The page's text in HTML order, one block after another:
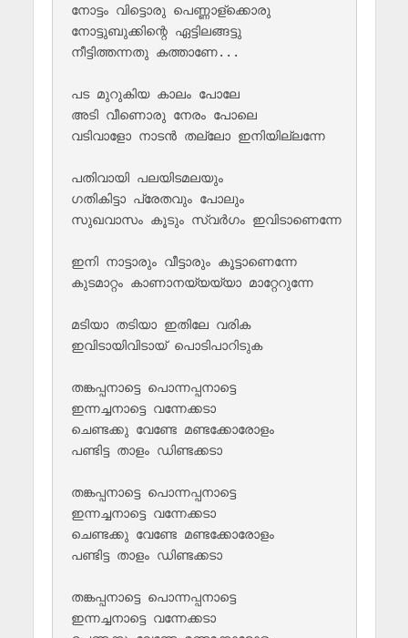
നോട്ടം വിട്ടൊരു പെണ്ണാള്ക്കൊരു
നോട്ടുബുക്കിന്റെ ഏട്ടിലങ്ങട്ടു
നീട്ടിത്തന്നതു കത്താണേ...
പട മുറുകിയ കാലം പോലേ
അടി വീണൊരു നേരം പോലെ
വടിവാളോ നാടൻ തല്ലോ ഇനിയില്ലന്നേ
പതിവായി പലയിടമലയും
ഗതികിട്ടാ പ്രേതവും പോലും
സുഖവാസം കൂടും സ്വർഗം ഇവിടാണെന്നേ
ഇനി നാട്ടാരും വീട്ടാരും കൂട്ടാണെന്നേ
കുടമാറ്റം കാണാനയ്യയ്യാ മാറ്റേറുന്നേ
മടിയാ തടിയാ ഇതിലേ വരിക
ഇവിടായിവിടായ് പൊടിപാറിടുക
തങ്കപ്പനാട്ടെ പൊന്നപ്പനാട്ടെ
ഇന്നച്ചനാട്ടെ വന്നേക്കടാ
ചെണ്ടക്കു വേണ്ടേ മണ്ടക്കോരോളം
പണ്ടിട്ട താളം ഡിണ്ടക്കടാ
തങ്കപ്പനാട്ടെ പൊന്നപ്പനാട്ടെ
ഇന്നച്ചനാട്ടെ വന്നേക്കടാ
ചെണ്ടക്കു വേണ്ടേ മണ്ടക്കോരോളം
പണ്ടിട്ട താളം ഡിണ്ടക്കടാ
തങ്കപ്പനാട്ടെ പൊന്നപ്പനാട്ടെ
ഇന്നച്ചനാട്ടെ വന്നേക്കടാ